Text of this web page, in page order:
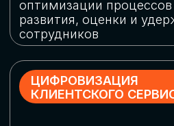
КОНФЕРЕНЦИИ
Оставьте заявку, мы направим вам
программу конференции
СКАЧАТЬ ПРОГРАММУ